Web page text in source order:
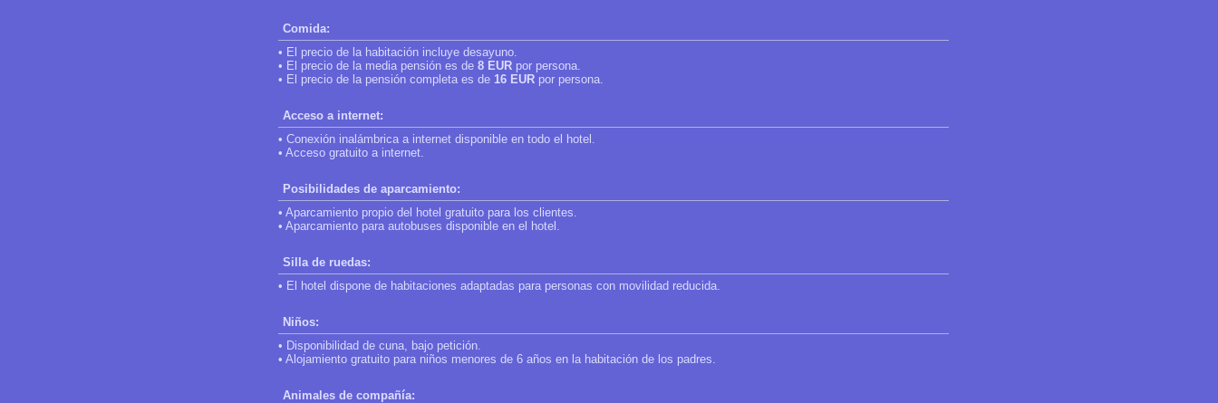
Comida:
• El precio de la habitación incluye desayuno.
• El precio de la media pensión es de 8 EUR por persona.
• El precio de la pensión completa es de 16 EUR por persona.
Acceso a internet:
• Conexión inalámbrica a internet disponible en todo el hotel.
• Acceso gratuito a internet.
Posibilidades de aparcamiento:
• Aparcamiento propio del hotel gratuito para los clientes.
• Aparcamiento para autobuses disponible en el hotel.
Silla de ruedas:
• El hotel dispone de habitaciones adaptadas para personas con movilidad reducida.
Niños:
• Disponibilidad de cuna, bajo petición.
• Alojamiento gratuito para niños menores de 6 años en la habitación de los padres.
Animales de compañía: